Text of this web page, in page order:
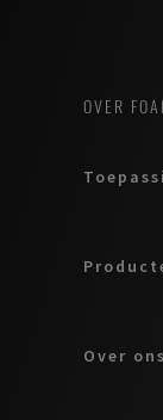
OVER
Over ons